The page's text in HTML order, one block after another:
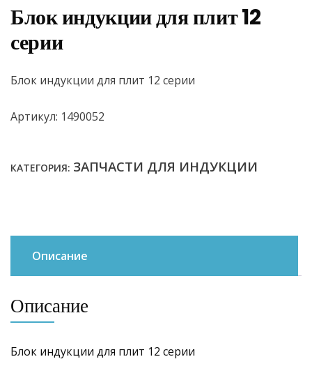
Блок индукции для плит 12
серии
Блок индукции для плит 12 серии
Артикул: 1490052
КАТЕГОРИЯ: ЗАПЧАСТИ ДЛЯ ИНДУКЦИИ
Описание
Описание
Блок индукции для плит 12 серии